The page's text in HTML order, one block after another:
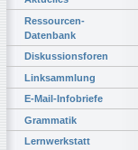
Ressourcen-
Datenbank
Diskussionsforen
Linksammlung
E-Mail-Infobriefe
Grammatik
Lernwerkstatt